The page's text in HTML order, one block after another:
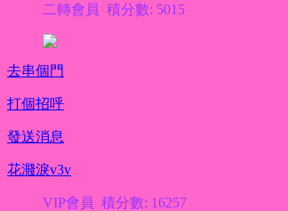
二轉會員 積分數: 5015
去串個門
打個招呼
發送消息
花濺淚v3v
VIP會員 積分數: 16257